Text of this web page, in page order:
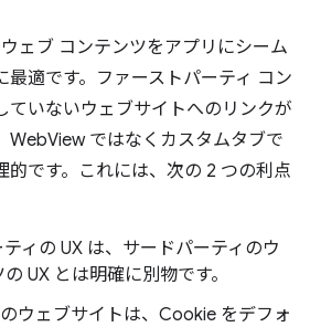
ェブ コンテンツをアプリにシーム
最適です。ファーストパーティ コン
ていないウェブサイトへのリンクが
WebView ではなくカスタムタブで
的です。これには、次の 2 つの利点
ィの UX は、サードパーティのウ
UX とは明確に別物です。
ウェブサイトは、Cookie をデフォ